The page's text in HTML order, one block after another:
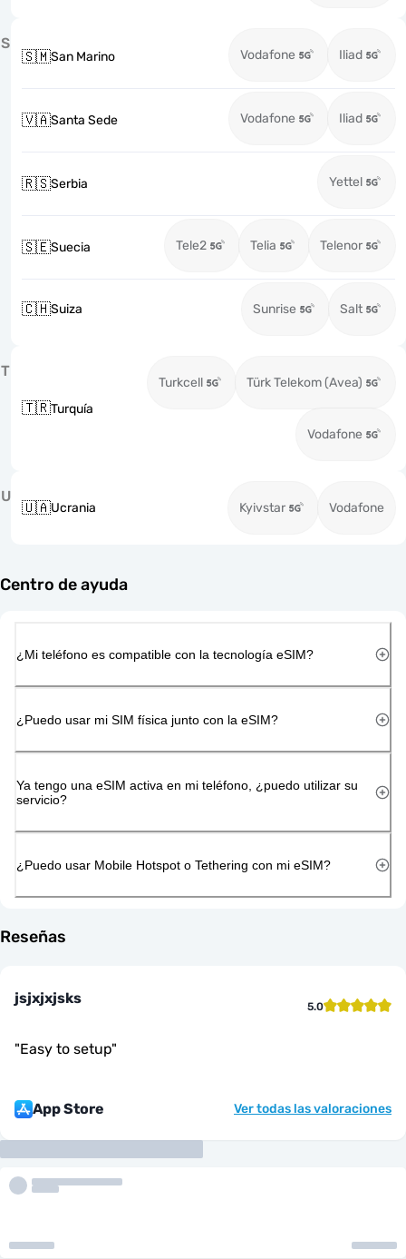
S
🇸🇲San Marino Vodafone Iliad
🇻🇦Santa Sede Vodafone Iliad
🇷🇸Serbia Yettel
🇸🇪Suecia Tele2 Telia Telenor
🇨🇭Suiza Sunrise Salt
T
🇹🇷Turquía
Turkcell Türk Telekom (Avea)
Vodafone
U
🇺🇦Ucrania Kyivstar Vodafone
Centro de ayuda
¿Mi teléfono es compatible con la tecnología eSIM?
¿Puedo usar mi SIM física junto con la eSIM?
Ya tengo una eSIM activa en mi teléfono, ¿puedo utilizar su
servicio?
¿Puedo usar Mobile Hotspot o Tethering con mi eSIM?
Reseñas
jsjxjxjsks 5.0
"Easy to setup"
App Store Ver todas las valoraciones